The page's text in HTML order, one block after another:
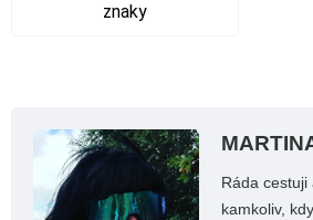
znaky
Ráda
kamkoliv,